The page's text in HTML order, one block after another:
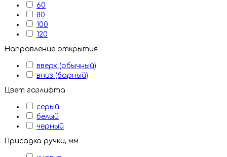
60
80
100
120
Направление открытия
вверх (обычный)
вниз (барный)
Цвет газлифта
серый
белый
черный
Присадка ручки, мм